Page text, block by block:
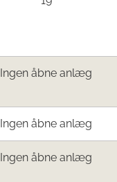
Ingen åbne anlæg
Ingen åbne anlæg
Ingen åbne anlæg